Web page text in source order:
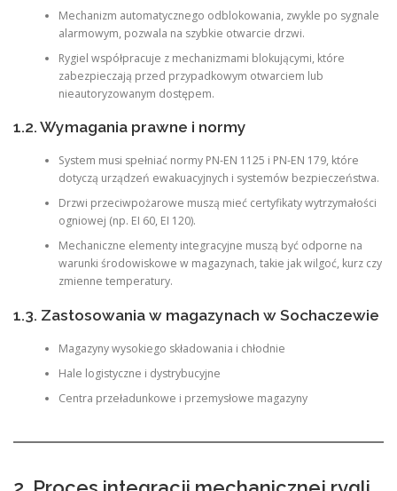
Mechanizm automatycznego odblokowania, zwykle po sygnale
alarmowym, pozwala na szybkie otwarcie drzwi.
Rygiel współpracuje z mechanizmami blokującymi, które
zabezpieczają przed przypadkowym otwarciem lub
nieautoryzowanym dostępem.
1.2. Wymagania prawne i normy
System musi spełniać normy PN-EN 1125 i PN-EN 179, które
dotyczą urządzeń ewakuacyjnych i systemów bezpieczeństwa.
Drzwi przeciwpożarowe muszą mieć certyfikaty wytrzymałości
ogniowej (np. EI 60, EI 120).
Mechaniczne elementy integracyjne muszą być odporne na
warunki środowiskowe w magazynach, takie jak wilgoć, kurz czy
zmienne temperatury.
1.3. Zastosowania w magazynach w Sochaczewie
Magazyny wysokiego składowania i chłodnie
Hale logistyczne i dystrybucyjne
Centra przeładunkowe i przemysłowe magazyny